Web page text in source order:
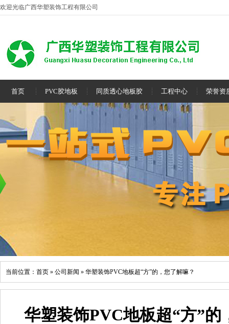
欢迎光临广西华塑装饰工程有限公司
首页 PVC胶地板 同质透心地板胶 工程中心 荣誉资
当前位置： 首页 » 公司新闻 » 华塑装饰PVC地板超“方”的，您了解嘛？
华塑装饰PVC地板超“方”的